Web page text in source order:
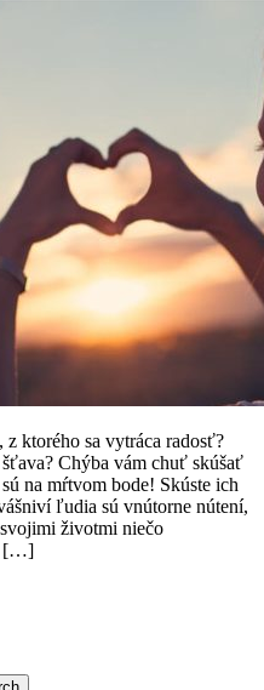
ktorého sa vytráca radosť?
Chýba vám chuť skúšať
na mŕtvom bode! Skúste ich
ľudia sú vnútorne nútení,
životmi niečo
[…]